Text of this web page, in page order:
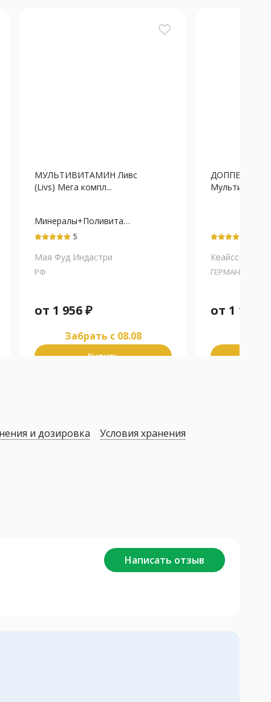
favorite_border
МУЛЬТИВИТАМИН Ливс
(Livs) Мега компл...
Минералы+Поливитамины
5
Мая Фуд Индастри
РФ
от 1 956₽
Забрать c 08.08
Купить
Квайссер
ГЕРМАНИЯ
от 1 112
и дозировка
Условия хранения
Написать отзыв